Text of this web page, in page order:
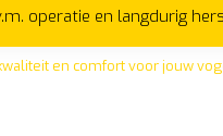
operatie en langdurig
en comfort voor jouw